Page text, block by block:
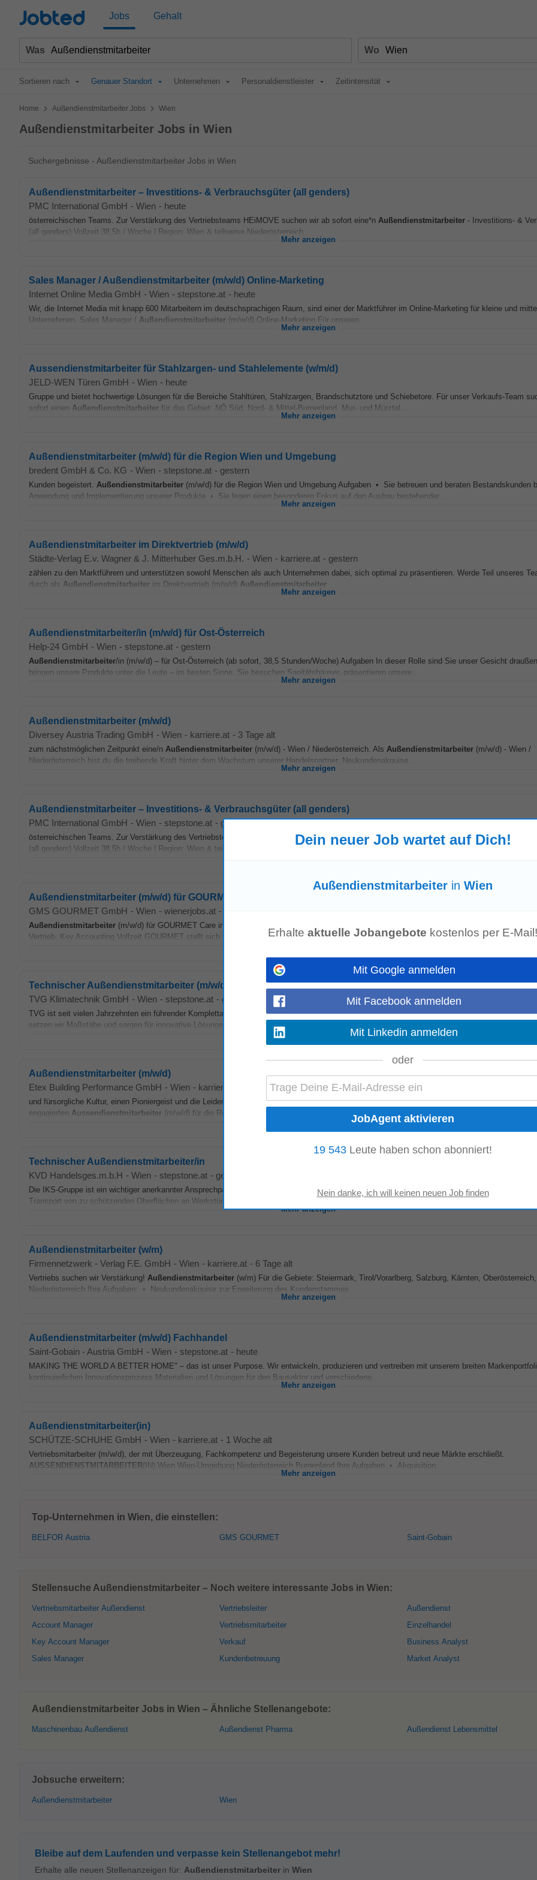
Jobted Jobs Gehalt
Was Wo
Sortieren nach Genauer Standort Unternehmen Personaldienstleister Zeitintensität
Home > Außendienstmitarbeiter Jobs > Wien
Außendienstmitarbeiter Jobs in Wien
Suchergebnisse - Außendienstmitarbeiter Jobs in Wien
Außendienstmitarbeiter – Investitions- & Verbrauchsgüter (all genders)
PMC International GmbH - Wien - heute
österreichischen Teams. Zur Verstärkung des Vertriebsteams HEiMOVE suchen wir ab sofort eine*n Außendienstmitarbeiter - Investitions- &
(all genders) Vollzeit 38,5h / Woche | Region: Wien & teilweise Niederösterreich...
Mehr anzeigen
Sales Manager / Außendienstmitarbeiter (m/w/d) Online-Marketing
Internet Online Media GmbH - Wien - stepstone.at - heute
Wir, die Internet Media mit knapp 600 Mitarbeitern im deutschsprachigen Raum, sind einer der Marktführer im Online-Marketing für kleine und
Unternehmen. Sales Manager / Außendienstmitarbeiter (m/w/d) Online-Marketing Für unseren...
Mehr anzeigen
Aussendienstmitarbeiter für Stahlzargen- und Stahlelemente (w/m/d)
JELD-WEN Türen GmbH - Wien - heute
Gruppe und bietet hochwertige Lösungen für die Bereiche Stahltüren, Stahlzargen, Brandschutztore und Schiebetore. Für unser Verkaufs-Team
sofort einen Außendienstmitarbeiter für das Gebiet: NÖ Süd, Nord- & Mittel-Burgenland, Mur- und Mürztal...
Mehr anzeigen
Außendienstmitarbeiter (m/w/d) für die Region Wien und Umgebung
bredent GmbH & Co. KG - Wien - stepstone.at - gestern
Kunden begeistert. Außendienstmitarbeiter (m/w/d) für die Region Wien und Umgebung Aufgaben • Sie betreuen und beraten Bestandskunden
Anwendung und Implementierung unserer Produkte • Sie legen einen besonderen Fokus auf den Ausbau bestehender...
Mehr anzeigen
Außendienstmitarbeiter im Direktvertrieb (m/w/d)
Städte-Verlag E.v. Wagner & J. Mitterhuber Ges.m.b.H. - Wien - karriere.at - gestern
zählen zu den Marktführern und unterstützen sowohl Menschen als auch Unternehmen dabei, sich optimal zu präsentieren. Werde Teil unseres
durch als Außendienstmitarbeiter im Direktvertrieb (m/w/d) Außendienstmitarbeiter
Mehr anzeigen
Außendienstmitarbeiter/in (m/w/d) für Ost-Österreich
Help-24 GmbH - Wien - stepstone.at - gestern
Außendienstmitarbeiter/in (m/w/d) – für Ost-Österreich (ab sofort, 38,5 Stunden/Woche) Aufgaben In dieser Rolle sind Sie unser Gesicht
bringen unsere Produkte unter die Leute – im besten Sinne. Sie besuchen Sanitätshäuser, präsentieren unsere...
Mehr anzeigen
Außendienstmitarbeiter (m/w/d)
Diversey Austria Trading GmbH - Wien - karriere.at - 3 Tage alt
zum nächstmöglichen Zeitpunkt eine/n Außendienstmitarbeiter (m/w/d) - Wien / Niederösterreich. Als Außendienstmitarbeiter (m/w/d) - Wien /
Niederösterreich bist du die treibende Kraft hinter dem Wachstum unserer Handelspartner. Neukundenakquise...
Mehr anzeigen
Außendienstmitarbeiter – Investitions- & Verbrauchsgüter (all genders)
PMC International GmbH - Wien - stepstone.at - gestern
österreichischen Teams. Zur Verstärkung des Vertriebsteams HEiMOVE suchen wir ab sofort eine*nAußendienstmitarbeiter- Investitions- &
(all genders) Vollzeit 38,5h / Woche | Region: Wien & teilweise Niederösterreich Aufgaben Ihr künftiges...
Außendienstmitarbeiter (m/w/d) für GOURMET Care in Wien
GMS GOURMET GmbH - Wien - wienerjobs.at -
Außendienstmitarbeiter (m/w/d) für GOURMET Care in Wien GMS GOURMET GmbH Außendienst im Bundesland Wien Präsenz / Mobil
Vertrieb, Key Accounting Vollzeit GOURMET stellt sich vor... wir sind führender Experte...
Technischer Außendienstmitarbeiter (m/w/d) VZ
TVG Klimatechnik GmbH - Wien - stepstone.at - gestern
TVG ist seit vielen Jahrzehnten ein führender Komplettanbieter im Bereich Kälte-, Klima- & Lüftungstechnik mit Standorten in Wien, Linz und Graz.
setzen wir Maßstäbe und sorgen für innovative Lösungen. Damit wir auch in Zukunft ganz vorne...
Mehr anzeigen
Außendienstmitarbeiter (m/w/d)
Etex Building Performance GmbH - Wien - karriere.at 4 Tage alt
und fürsorgliche Kultur, einen Pioniergeist und die Leidenschaft, für unsere Kunden immer besser zu werden. Für unseren weiteren Ausbau suchen
engagierten Aussendienstmitarbeiter (m/w/d) für die Region Niederösterreich, Wien, Burgenland, Steiermark...
Technischer Außendienstmitarbeiter/in
KVD Handelsges.m.b.H - Wien - stepstone.at - gestern
Die IKS-Gruppe ist ein wichtiger anerkannter Ansprechpartner der Industrie für die Bewegung gasförmiger Medien im Druck- und Vakuumbereich,
Transport von zu schützenden Oberflächen an Werkstücken durch Anwendung von...
Mehr anzeigen
Außendienstmitarbeiter (w/m)
Firmennetzwerk - Verlag F.E. GmbH - Wien - karriere.at - 6 Tage alt
Vertriebs suchen wir Verstärkung! Außendienstmitarbeiter (w/m) Für die Gebiete: Steiermark, Tirol/Vorarlberg, Salzburg, Kärnten,
Niederösterreich Ihre Aufgaben: • Neukundenakquise zur Erweiterung des Kundenstammes...
Mehr anzeigen
Außendienstmitarbeiter (m/w/d) Fachhandel
Saint-Gobain - Austria GmbH - Wien - stepstone.at - heute
MAKING THE WORLD A BETTER HOME" – das ist unser Purpose. Wir entwickeln, produzieren und vertreiben mit unserem breiten
kontinuierlichen Innovationsprozess Materialien und Lösungen für den Bausektor und verschiedene...
Mehr anzeigen
Außendienstmitarbeiter(in)
SCHÜTZE-SCHUHE GmbH - Wien - karriere.at - 1 Woche alt
Vertriebsmitarbeiter (m/w/d), der mit Überzeugung, Fachkompetenz und Begeisterung unsere Kunden betreut und neue Märkte erschließt.
AUSSENDIENSTMITARBEITER(IN) Wien Wien-Umgebung Niederösterreich Burgenland Ihre Aufgaben • Akquisition...
Mehr anzeigen
Top-Unternehmen in Wien, die einstellen:
BELFOR Austria GMS GOURMET Saint-Gobain
Stellensuche Außendienstmitarbeiter – Noch weitere interessante Jobs in Wien:
Vertriebsmitarbeiter Außendienst
Account Manager
Key Account Manager
Sales Manager
Vertriebsleiter
Vertriebsmitarbeiter
Verkauf
Kundenbetreuung
Außendienst
Einzelhandel
Business Analyst
Market Analyst
Außendienstmitarbeiter Jobs in Wien – Ähnliche Stellenangebote:
Maschinenbau Außendienst Außendienst Pharma Außendienst Lebensmittel
Jobsuche erweitern:
Außendienstmitarbeiter Wien
Bleibe auf dem Laufenden und verpasse kein Stellenangebot mehr!
Erhalte alle neuen Stellenanzeigen für: Außendienstmitarbeiter in Wien
Dein neuer Job wartet auf Dich!
Außendienstmitarbeiter in Wien
Erhalte aktuelle Jobangebote kostenlos per E-Mail!
Mit Google anmelden
Mit Facebook anmelden
Mit Linkedin anmelden
oder
19 543 Leute haben schon abonniert!